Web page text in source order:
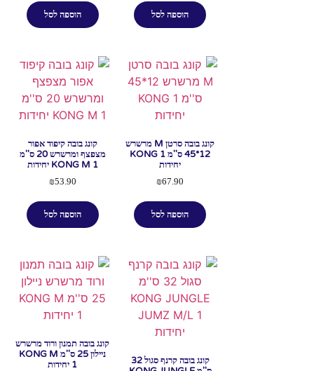
הוספה לסל הוספה לסל
קונג בובה סרטן M מרשרש
12*45 ס''מ KONG 1
יחידות
₪67.90
הוספה לסל
קונג בובה קיפוד אפור
מצפצף ומרשרש 20 ס''מ
KONG M 1 יחידות
₪53.90
הוספה לסל
קונג בובה קרנף סגול 32
קונג בובה תמנון ורוד מרשרש
ניילון 25 ס''מ KONG M
1 יחידות